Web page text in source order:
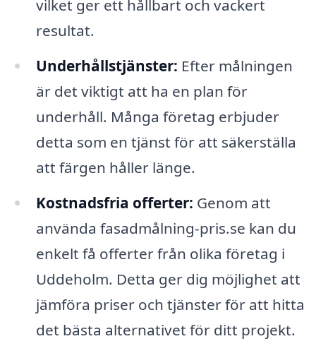
vilket ger ett hållbart och vackert
resultat.
Underhållstjänster: Efter målningen
är det viktigt att ha en plan för
underhåll. Många företag erbjuder
detta som en tjänst för att säkerställa
att färgen håller länge.
Kostnadsfria offerter: Genom att
använda fasadmålning-pris.se kan du
enkelt få offerter från olika företag i
Uddeholm. Detta ger dig möjlighet att
jämföra priser och tjänster för att hitta
det bästa alternativet för ditt projekt.